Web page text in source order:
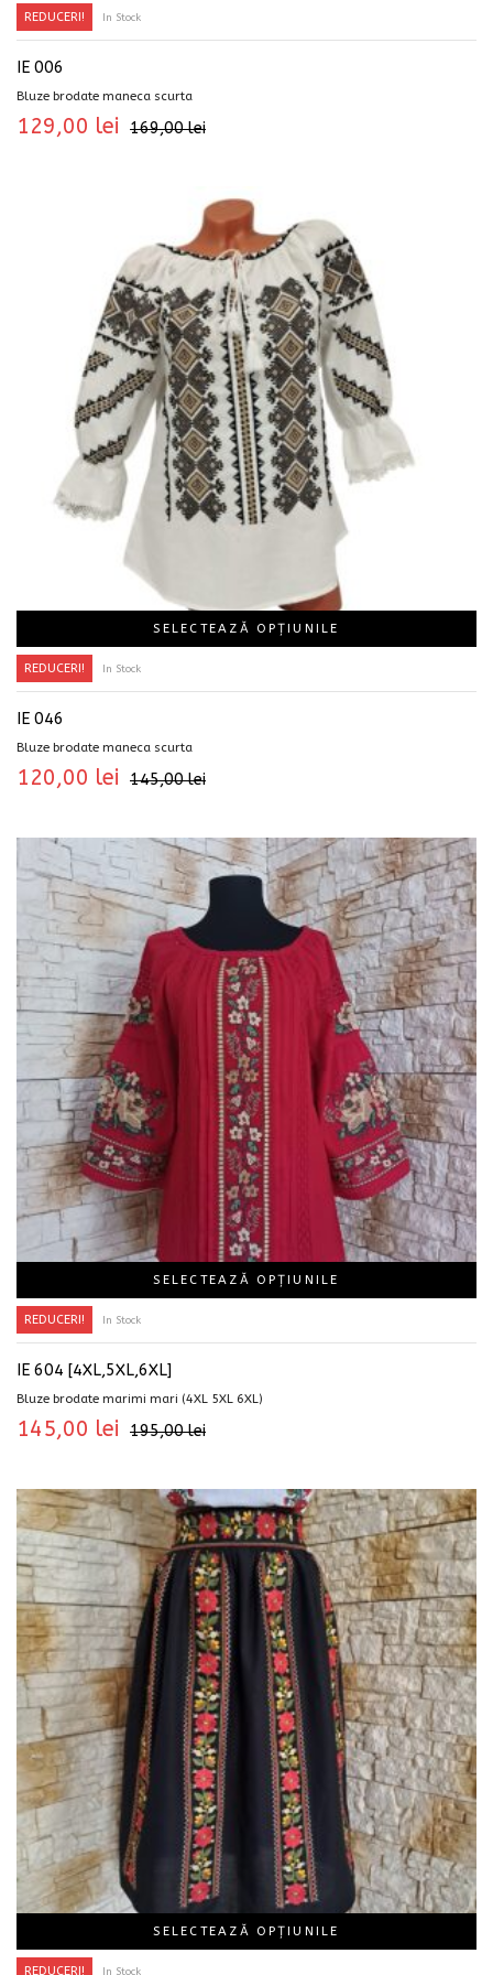
REDUCERI! In Stock
IE 006
Bluze brodate maneca scurta
169,00lei
129,00 lei
SELECTEAZĂ OPȚIUNILE
REDUCERI! In Stock
IE 046
Bluze brodate maneca scurta
145,00lei
120,00 lei
SELECTEAZĂ OPȚIUNILE
REDUCERI! In Stock
IE 604 [4XL,5XL,6XL]
Bluze brodate marimi mari (4XL 5XL 6XL)
195,00lei
145,00 lei
SELECTEAZĂ OPȚIUNILE
REDUCERI! In Stock